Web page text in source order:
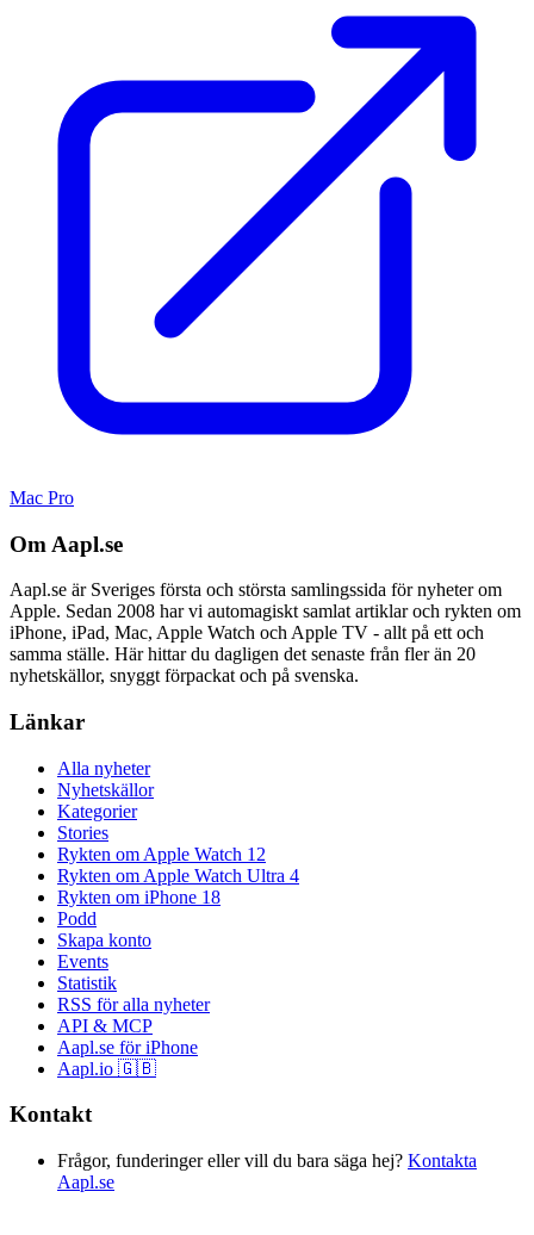
Mac Pro
Om Aapl.se
Aapl.se är Sveriges första och största samlingssida för nyheter om
Apple. Sedan 2008 har vi automagiskt samlat artiklar och rykten om
iPhone, iPad, Mac, Apple Watch och Apple TV - allt på ett och
samma ställe. Här hittar du dagligen det senaste från fler än 20
nyhetskällor, snyggt förpackat och på svenska.
Länkar
Alla nyheter
Nyhetskällor
Kategorier
Stories
Rykten om Apple Watch 12
Rykten om Apple Watch Ultra 4
Rykten om iPhone 18
Podd
Skapa konto
Events
Statistik
RSS för alla nyheter
API & MCP
Aapl.se för iPhone
Aapl.io 🇬🇧
Kontakt
Frågor, funderinger eller vill du bara säga hej? Kontakta
Aapl.se